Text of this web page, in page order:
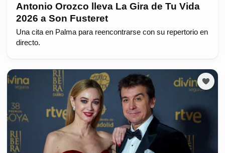
Antonio Orozco lleva La Gira de Tu Vida
2026 a Son Fusteret
Una cita en Palma para reencontrarse con su repertorio en
directo.